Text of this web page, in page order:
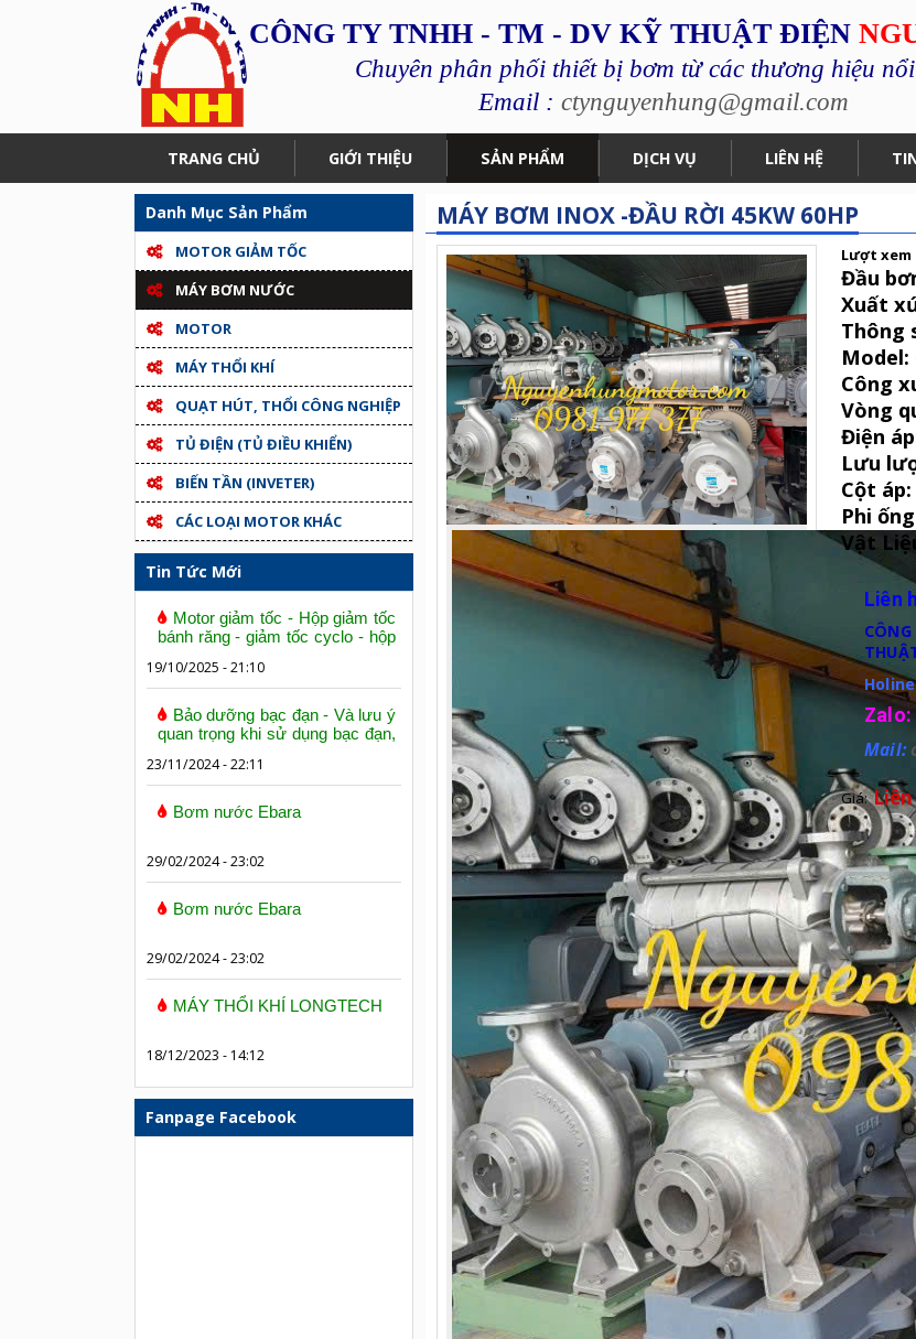
CÔNG TY TNHH - TM - DV KỸ THUẬT ĐIỆN
Chuyên phân phối thiết bị bơm từ các thương hiệu
Email : ctynguyenhung@gmail.com
TRANG CHỦ GIỚI THIỆU SẢN PHẨM DỊCH VỤ LIÊN HỆ
Danh Mục Sản Phẩm
MOTOR GIẢM TỐC
MÁY BƠM NƯỚC
MOTOR
MÁY THỔI KHÍ
QUẠT HÚT, THỔI CÔNG NGHIỆP
TỦ ĐIỆN (TỦ ĐIỀU KHIỂN)
BIẾN TẦN (INVETER)
CÁC LOẠI MOTOR KHÁC
Tin Tức Mới
Motor giảm tốc - Hộp giảm tốc
bánh răng - giảm tốc cyclo - hộp
19/10/2025 - 21:10
Bảo dưỡng bạc đạn - Và lưu ý
quan trọng khi sử dụng bạc đạn,
23/11/2024 - 22:11
Bơm nước Ebara
29/02/2024 - 23:02
Bơm nước Ebara
29/02/2024 - 23:02
MÁY THỔI KHÍ LONGTECH
18/12/2023 - 14:12
Fanpage Facebook
MÁY BƠM INOX -ĐẦU RỜI 45KW 60HP
Lượt
Đầu
Xuất
Thông
Model:
Công
Vòng
Điện
Lưu
Cột áp:
Phi
Vật
Liên
Zalo:
Mail:
Giá: